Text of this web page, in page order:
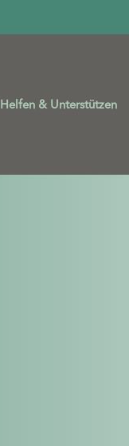
Helfen & Unterstützen